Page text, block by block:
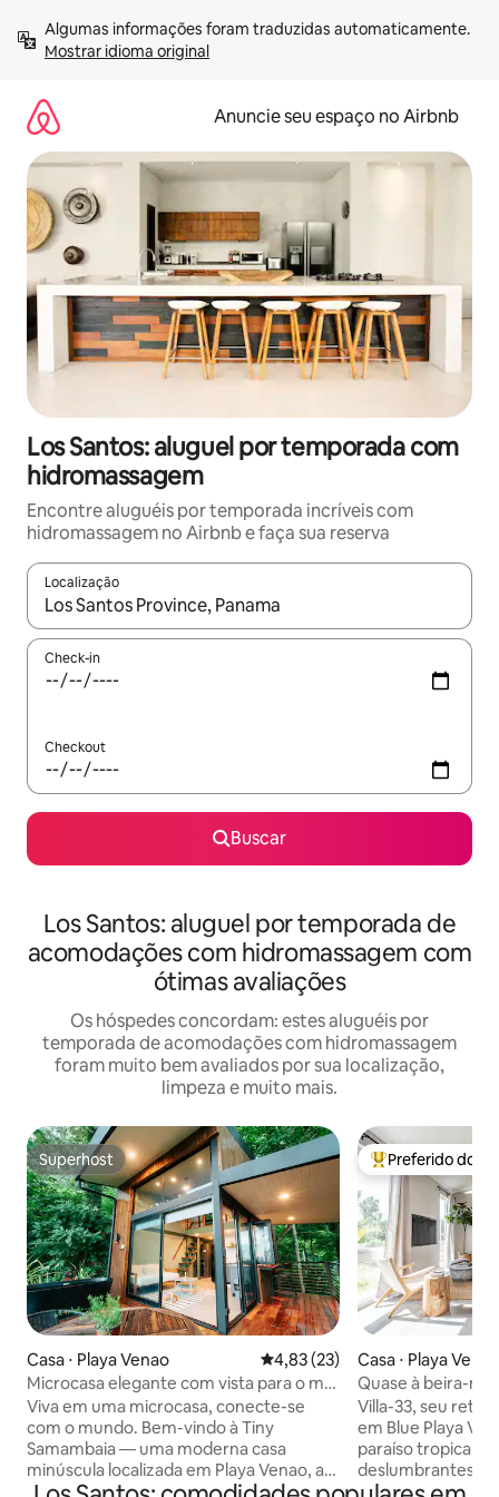
para
Mostrar idioma original
Anuncie seu espaço no Airbnb
Los Santos: aluguel por temporada com
hidromassagem
Encontre aluguéis por temporada incríveis com
hidromassagem no Airbnb e faça sua reserva
Localização
Quando os resultados estiverem disponíveis, explore-os
Check-in
Checkout
Buscar
Los Santos: aluguel por temporada de
acomodações com hidromassagem com
ótimas avaliações
Os hóspedes concordam: estes aluguéis por
temporada de acomodações com hidromassagem
foram muito bem avaliados por sua localização,
limpeza e muito mais.
Superhost
Superhost
Casa ⋅ Playa Venao 4,83 de uma avaliação média
4,83 (23)
Microcasa elegante com vista para o mar
e banheira
Viva em uma microcasa, conecte-se
com o mundo. Bem-vindo à Tiny
Samambaia — uma moderna casa
minúscula localizada em Playa Venao, a
apenas 5 minutos da praia. Desfrute de
Entre os
Preferido dos
Casa ⋅ Playa
Quase à beira-
3 quartos
Villa-33, seu
em Blue Playa
paraíso tropical
deslumbrantes.
aventuras sem